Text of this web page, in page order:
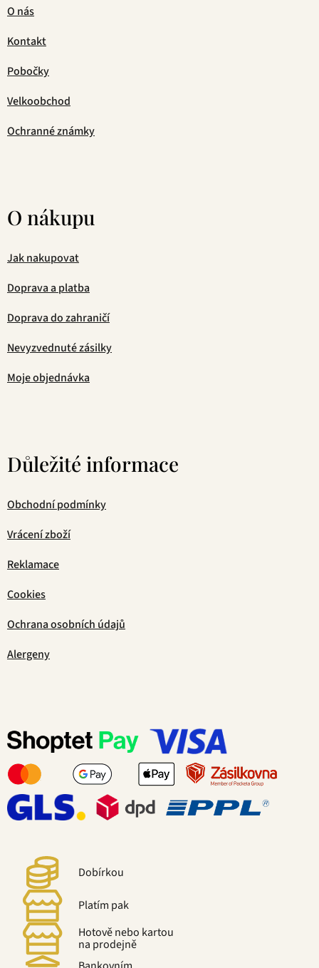
O nás
Kontakt
Pobočky
Velkoobchod
Ochranné známky
O nákupu
Jak nakupovat
Doprava a platba
Doprava do zahraničí
Nevyzvednuté zásilky
Moje objednávka
Důležité informace
Obchodní podmínky
Vrácení zboží
Reklamace
Cookies
Ochrana osobních údajů
Alergeny
Dobírkou
Platím pak
Hotově nebo kartou
na prodejně